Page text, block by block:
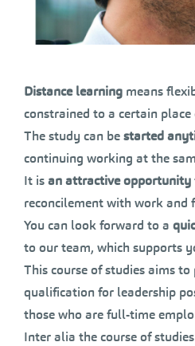
Distance learning means
constrained to a certain place
The study can bestarted
continuing working at the
It isan attractive opportunity
reconcilement with work and
You can look forward to a
to our team, which supports
This course of studies aims
qualification for leadership
those who are full-time
Inter alia the course of